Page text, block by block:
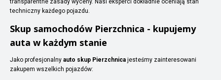
transparentne zasady wyceny. Nasi eksperci dokładnie oceniają stan
techniczny każdego pojazdu.
Skup samochodów Pierzchnica - kupujemy
auta w każdym stanie
Jako profesjonalny auto skup Pierzchnica jesteśmy zainteresowani
zakupem wszelkich pojazdów: